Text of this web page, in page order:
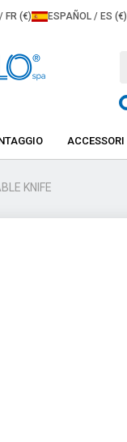
FR (€) ESPAÑOL / ES (€)
ACCESSORI
KNIFE